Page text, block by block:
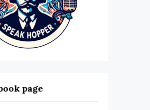
page